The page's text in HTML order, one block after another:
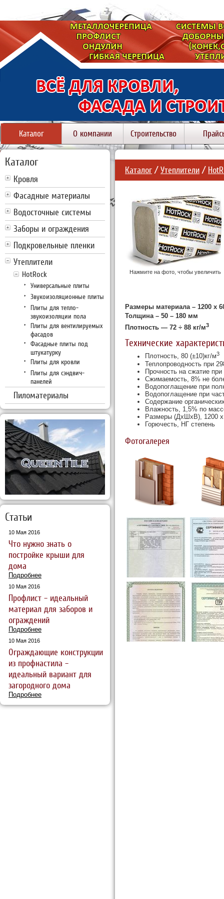
Каталог О компании Строительство
Каталог
Кровля
Фасадные материалы
Водосточные системы
Заборы и ограждения
Подкровельные пленки
Утеплители
HotRock
Универсальные плиты
Звукоизоляционные плиты
Плиты для тепло-
звукоизоляции пола
Плиты для вентилируемых
фасадов
Фасадные плиты под
штукатурку
Плиты для кровли
Плиты для сэндвич-
панелей
Пиломатериалы
Статьи
10 Мая 2016
Что нужно знать о
постройке крыши для
дома
Подробнее
10 Мая 2016
Профлист – идеальный
материал для заборов и
ограждений
Подробнее
10 Мая 2016
Ограждающие конструкции
из профнастила –
идеальный вариант для
загородного дома
Подробнее
Каталог /Утеплители /
Нажмите на фото, чтобы увеличить
Размеры материала – 1200 х
Толщина – 50 – 180 мм
Плотность — 72 ÷ 88 кг/м3
Технические
Плотность, 80 (±10)кг/м3
Теплопроводность при
Прочность на сжатие
Сжимаемость, 8% не
Водопоглащение при
Водопоглащение при
Содержание
Влажность, 1,5% по
Размеры (ДхШхВ), 1200
Горючесть, НГ степень
Фотогалерея